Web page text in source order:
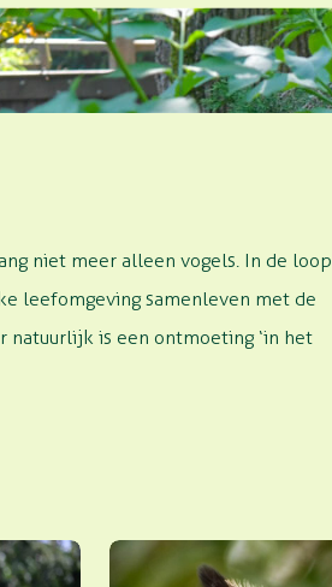
niet meer alleen vogels. In de loop
leefomgeving samenleven met de
natuurlijk is een ontmoeting ‘in het
Europese oehoe